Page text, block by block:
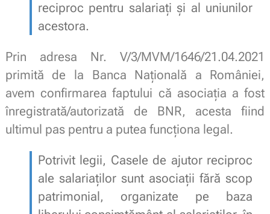
reciproc pentru salariați și al uniunilor
acestora.
Prin adresa Nr. V/3/MVM/1646/21.04.2021
primită de la Banca Națională a României,
avem confirmarea faptului că asociația a fost
înregistrată/autorizată de BNR, acesta fiind
ultimul pas pentru a putea funcționa legal.
Potrivit legii, Casele de ajutor reciproc
ale salariaților sunt asociații fără scop
patrimonial, organizate pe baza